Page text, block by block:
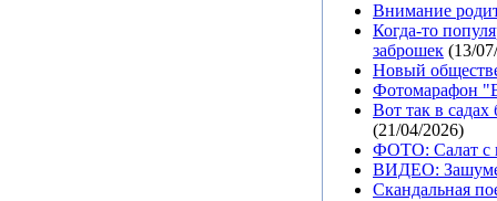
Внимание
Когда-то
заброшек (13/
Новый
Фотомарафон
Вот так в
(21/04/2026)
ФОТО: Салат с
ВИДЕО:
Скандальная